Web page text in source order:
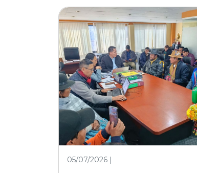
05/07/2026 |